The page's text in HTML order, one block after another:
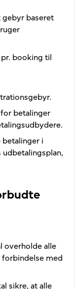
gebyr baseret
booking til
betalinger
betalinger i
overholde alle
med
sikre, at alle